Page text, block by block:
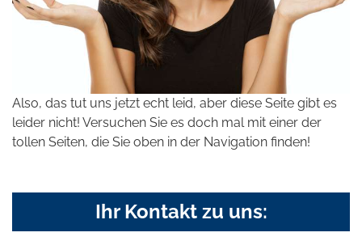
Also, das tut uns jetzt echt leid, aber diese Seite gibt es
leider nicht! Versuchen Sie es doch mal mit einer der
tollen Seiten, die Sie oben in der Navigation finden!
Ihr Kontakt zu uns: